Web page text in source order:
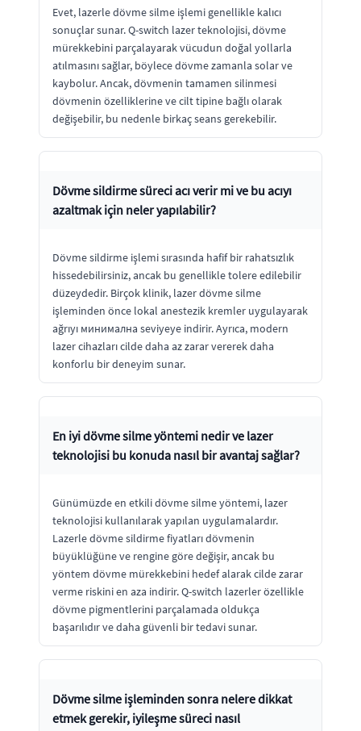
Evet, lazerle dövme silme işlemi genellikle kalıcı
sonuçlar sunar. Q-switch lazer teknolojisi, dövme
mürekkebini parçalayarak vücudun doğal yollarla
atılmasını sağlar, böylece dövme zamanla solar ve
kaybolur. Ancak, dövmenin tamamen silinmesi
dövmenin özelliklerine ve cilt tipine bağlı olarak
değişebilir, bu nedenle birkaç seans gerekebilir.
Dövme sildirme süreci acı verir mi ve bu acıyı
azaltmak için neler yapılabilir?
Dövme sildirme işlemi sırasında hafif bir rahatsızlık
hissedebilirsiniz, ancak bu genellikle tolere edilebilir
düzeydedir. Birçok klinik, lazer dövme silme
işleminden önce lokal anestezik kremler uygulayarak
ağrıyı минимална seviyeye indirir. Ayrıca, modern
lazer cihazları cilde daha az zarar vererek daha
konforlu bir deneyim sunar.
En iyi dövme silme yöntemi nedir ve lazer
teknolojisi bu konuda nasıl bir avantaj sağlar?
Günümüzde en etkili dövme silme yöntemi, lazer
teknolojisi kullanılarak yapılan uygulamalardır.
Lazerle dövme sildirme fiyatları dövmenin
büyüklüğüne ve rengine göre değişir, ancak bu
yöntem dövme mürekkebini hedef alarak cilde zarar
verme riskini en aza indirir. Q-switch lazerler özellikle
dövme pigmentlerini parçalamada oldukça
başarılıdır ve daha güvenli bir tedavi sunar.
Dövme silme işleminden sonra nelere dikkat
etmek gerekir, iyileşme süreci nasıl